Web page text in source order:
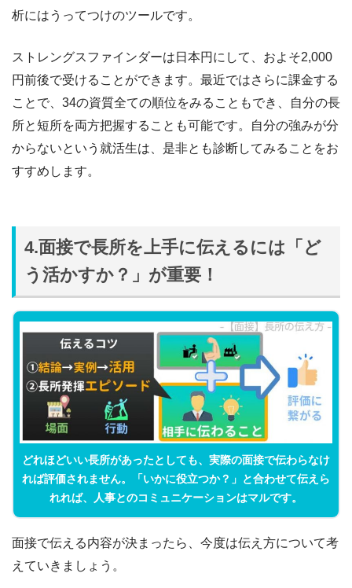
析にはうってつけのツールです。
ストレングスファインダーは日本円にして、およそ2,000
円前後で受けることができます。最近ではさらに課金する
ことで、34の資質全ての順位をみることもでき、自分の長
所と短所を両方把握することも可能です。自分の強みが分
からないという就活生は、是非とも診断してみることをお
すすめします。
4.面接で長所を上手に伝えるには「ど
う活かすか？」が重要！
どれほどいい長所があったとしても、実際の面接で伝わらなけ
れば評価されません。「いかに役立つか？」と合わせて伝えら
れれば、人事とのコミュニケーションはマルです。
面接で伝える内容が決まったら、今度は伝え方について考
えていきましょう。